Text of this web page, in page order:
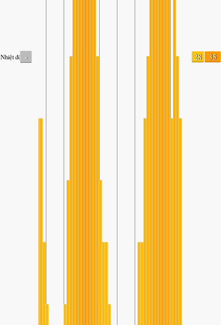
Nhiệt độ. - 28 35